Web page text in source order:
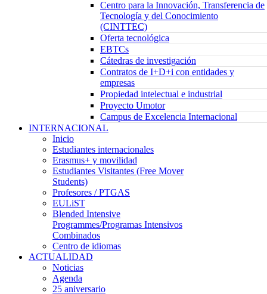
Centro para la Innovación, Transferencia de
Tecnología y del Conocimiento
(CINTTEC)
Oferta tecnológica
EBTCs
Cátedras de investigación
Contratos de I+D+i con entidades y
empresas
Propiedad intelectual e industrial
Proyecto Umotor
Campus de Excelencia Internacional
INTERNACIONAL
Inicio
Estudiantes internacionales
Erasmus+ y movilidad
Estudiantes Visitantes (Free Mover
Students)
Profesores / PTGAS
EULiST
Blended Intensive
Programmes/Programas Intensivos
Combinados
Centro de idiomas
ACTUALIDAD
Noticias
Agenda
25 aniversario